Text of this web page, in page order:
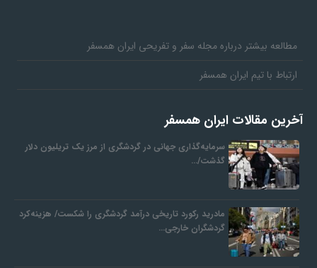
مطالعه بیشتر درباره مجله سفر و تفریحی ایران همسفر
ارتباط با تیم ایران همسفر
آخرین مقالات ایران همسفر
سرمایه‌گذاری جهانی در گردشگری از مرز یک تریلیون دلار
گذشت/…
مادرید رکورد تاریخی درآمد گردشگری را شکست/ هزینه‌کرد
گردشگران خارجی…